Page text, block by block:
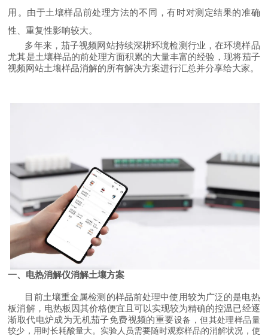
用。由于土壤样品前处理方法的不同，有时对测定结果的准确
性、重复性影响较大。
多年来，茄子视频网站持续深耕环境检测行业，在环境样品
尤其是土壤样品的前处理方面积累的大量丰富的经验，现将茄子
视频网站土壤样品消解的所有解决方案进行汇总并分享给大家。
一、 电热消解仪消解土壤方案
目前土壤重金属检测的样品前处理中使用较为广泛的是电热
板消解，电热板因其价格便宜且可以实现较为精确的控温已经逐
渐取代电炉成为无机茄子免费视频的重要设备，但其处理样品量
较少，用时长耗酸量大。实验人员需要随时观察样品的消解状况，使